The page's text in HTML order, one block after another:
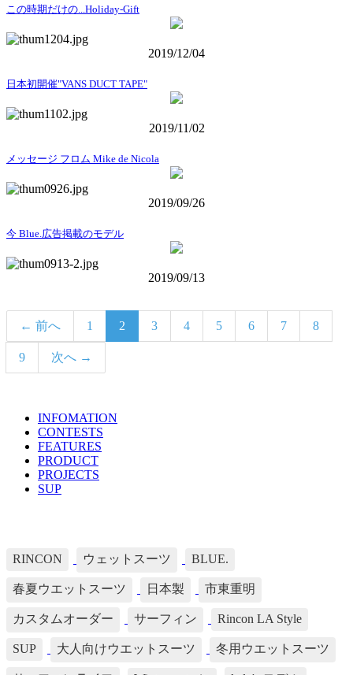
この時期だけの...Holiday-Gift
2019/12/04
日本初開催"VANS DUCT TAPE"
2019/11/02
メッセージ フロム Mike de Nicola
2019/09/26
今 Blue.広告掲載のモデル
2019/09/13
← 前へ 1 2 3 4 5 6 7 8
9 次へ →
TOPICS LISTINFOMATION
CONTESTS
FEATURES
PRODUCT
PROJECTS
SUP
RINCON ウェットスーツ BLUE.
春夏ウエットスーツ 日本製 市東重明
カスタムオーダー サーフィン Rincon LA Style
SUP 大人向けウエットスーツ 冬用ウエットスーツ